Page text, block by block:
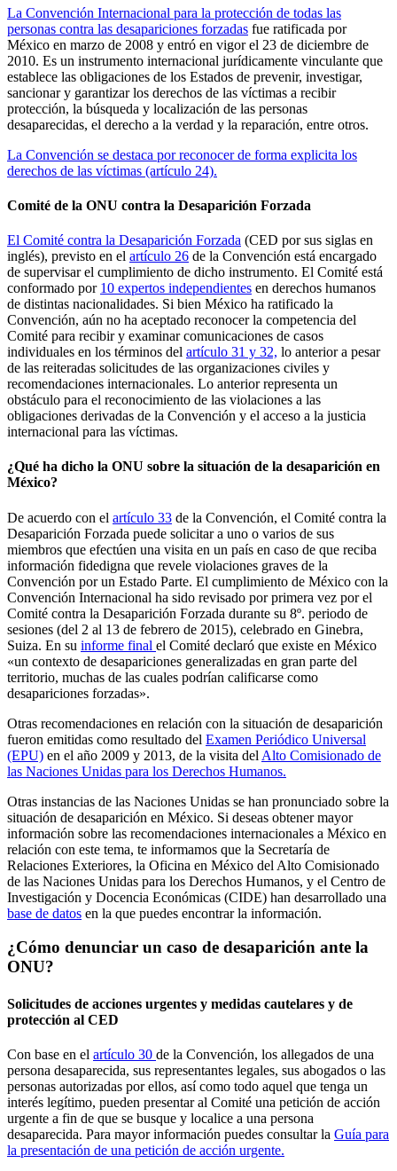
La Convención Internacional para la protección de todas las
personas contra las desapariciones forzadas fue ratificada por
México en marzo de 2008 y entró en vigor el 23 de diciembre de
2010. Es un instrumento internacional jurídicamente vinculante que
establece las obligaciones de los Estados de prevenir, investigar,
sancionar y garantizar los derechos de las víctimas a recibir
protección, la búsqueda y localización de las personas
desaparecidas, el derecho a la verdad y la reparación, entre otros.
La Convención se destaca por reconocer de forma explicita los
derechos de las víctimas (artículo 24).
Comité de la ONU contra la Desaparición Forzada
El Comité contra la Desaparición Forzada (CED por sus siglas en
inglés), previsto en el artículo 26 de la Convención está encargado
de supervisar el cumplimiento de dicho instrumento. El Comité está
conformado por 10 expertos independientes en derechos humanos
de distintas nacionalidades. Si bien México ha ratificado la
Convención, aún no ha aceptado reconocer la competencia del
Comité para recibir y examinar comunicaciones de casos
individuales en los términos del artículo 31 y 32, lo anterior a pesar
de las reiteradas solicitudes de las organizaciones civiles y
recomendaciones internacionales. Lo anterior representa un
obstáculo para el reconocimiento de las violaciones a las
obligaciones derivadas de la Convención y el acceso a la justicia
internacional para las víctimas.
¿Qué ha dicho la ONU sobre la situación de la desaparición en
México?
De acuerdo con el artículo 33 de la Convención, el Comité contra la
Desaparición Forzada puede solicitar a uno o varios de sus
miembros que efectúen una visita en un país en caso de que reciba
información fidedigna que revele violaciones graves de la
Convención por un Estado Parte. El cumplimiento de México con la
Convención Internacional ha sido revisado por primera vez por el
Comité contra la Desaparición Forzada durante su 8º. periodo de
sesiones (del 2 al 13 de febrero de 2015), celebrado en Ginebra,
Suiza. En su informe final el Comité declaró que existe en México
«un contexto de desapariciones generalizadas en gran parte del
territorio, muchas de las cuales podrían calificarse como
desapariciones forzadas».
Otras recomendaciones en relación con la situación de desaparición
fueron emitidas como resultado del Examen Periódico Universal
(EPU) en el año 2009 y 2013, de la visita del Alto Comisionado de
las Naciones Unidas para los Derechos Humanos.
Otras instancias de las Naciones Unidas se han pronunciado sobre la
situación de desaparición en México. Si deseas obtener mayor
información sobre las recomendaciones internacionales a México en
relación con este tema, te informamos que la Secretaría de
Relaciones Exteriores, la Oficina en México del Alto Comisionado
de las Naciones Unidas para los Derechos Humanos, y el Centro de
Investigación y Docencia Económicas (CIDE) han desarrollado una
base de datos en la que puedes encontrar la información.
¿Cómo denunciar un caso de desaparición ante la
ONU?
Solicitudes de acciones urgentes y medidas cautelares y de
protección al CED
Con base en el artículo 30 de la Convención, los allegados de una
persona desaparecida, sus representantes legales, sus abogados o las
personas autorizadas por ellos, así como todo aquel que tenga un
interés legítimo, pueden presentar al Comité una petición de acción
urgente a fin de que se busque y localice a una persona
desaparecida. Para mayor información puedes consultar la Guía para
la presentación de una petición de acción urgente.